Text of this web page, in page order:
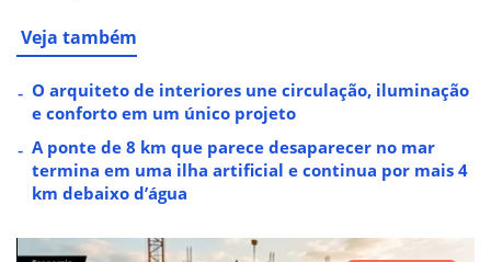
Veja também
O arquiteto de interiores une circulação, iluminação
e conforto em um único projeto
A ponte de 8 km que parece desaparecer no mar
termina em uma ilha artificial e continua por mais 4
km debaixo d’água